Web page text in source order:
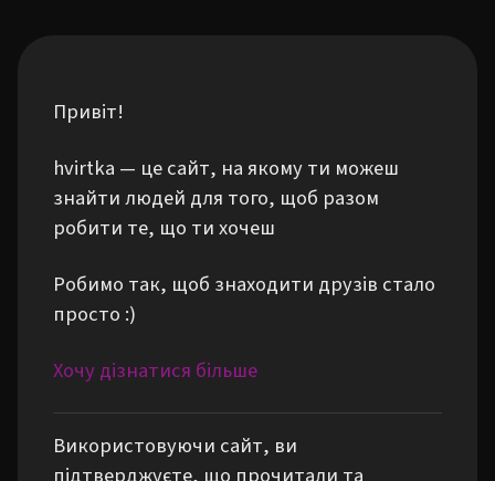
Привіт!
hvirtka — це сайт, на якому ти можеш
знайти людей для того, щоб разом
робити те, що ти хочеш
Робимо так, щоб знаходити друзів стало
просто :)
Хочу дізнатися більше
Використовуючи сайт, ви